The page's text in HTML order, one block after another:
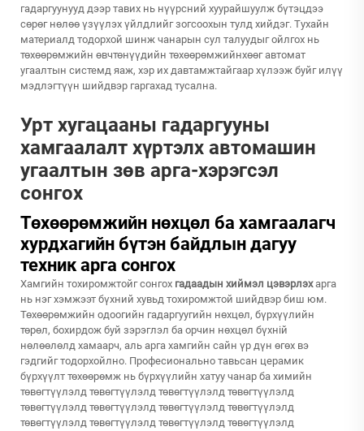
гадаргуунууд дээр тавих нь нүүрсний хуурайшуулж бүтэцдээ
сөрөг нөлөө үзүүлэх үйлдлийг зогсоохын тулд хийдэг. Тухайн
материалд тодорхой шинж чанарын сул талуудыг ойлгох нь
төхөөрөмжийн өвчтөнүүдийн төхөөрөмжийнхөөг автомат
угаалтын системд яаж, хэр их давтамжтайгаар хүлээж буйг илүү
мэдлэгтүүн шийдвэр гаргахад тусална.
Урт хугацааны гадаргууны
хамгаалалт хүртэлх автомашин
угаалтын зөв арга-хэрэгсэл
сонгох
Төхөөрөмжийн нөхцөл ба хамгаалагч
хурдхагийн бүтэн байдлын дагуу
техник арга сонгох
Хамгийн тохиромжтойг сонгох гадаадын хиймэл цэвэрлэхарга
нь нэг хэмжээт бүхний хувьд тохиромжтой шийдвэр биш юм.
Төхөөрөмжийн одоогийн гадаргуугийн нөхцөл, бүрхүүлийн
төрөл, бохирдож буй зэрэглэл ба орчин нөхцөл бүхній
нөлөөлөлд хамаарч, аль арга хамгийн сайн үр дүн өгөх вэ
гэдгийг тодорхойлно. Професионально тавьсан церамик
бүрхүүлт төхөөрөмж нь бүрхүүлийн хатуу чанар ба химийн
төвөгтүүлэлд төвөгтүүлэлд төвөгтүүлэлд төвөгтүүлэлд
төвөгтүүлэлд төвөгтүүлэлд төвөгтүүлэлд төвөгтүүлэлд
төвөгтүүлэлд төвөгтүүлэлд төвөгтүүлэлд төвөгтүүлэлд